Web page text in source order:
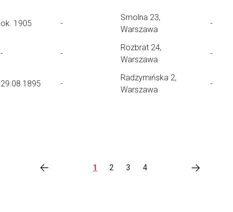
ok. 1905 -
Smolna 23,
Warszawa
-
- -
Rozbrat 24,
Warszawa
-
29.08.1895 -
Radzymińska 2,
Warszawa
-
1 2 3 4